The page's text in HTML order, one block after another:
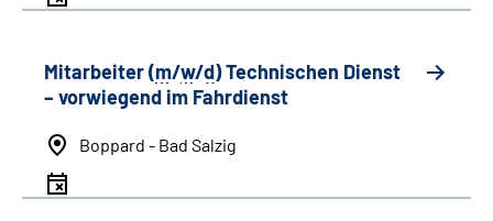
Mitarbeiter (m/w/d) Technischen Dienst
– vorwiegend im Fahrdienst
Boppard - Bad Salzig